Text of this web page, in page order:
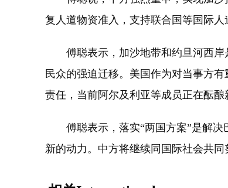
复人道物资准入，支持联合国等国际人
傅聪表示，加沙地带和约旦河西岸
民众的强迫迁移。美国作为对当事方
责任，当前阿尔及利亚等成员正在酝
傅聪表示，落实“两国方案”是解决
新的动力。中方将继续同国际社会共